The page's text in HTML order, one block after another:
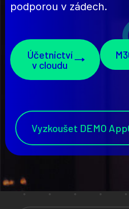
podporou v zádech.
Účetnictví
v cloudu
Vyzkoušet DEMO